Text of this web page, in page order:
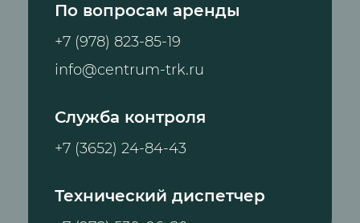
По вопросам аренды
+7 (978) 823-85-19
info@centrum-trk.ru
Служба контроля
+7 (3652) 24-84-43
Технический диспетчер